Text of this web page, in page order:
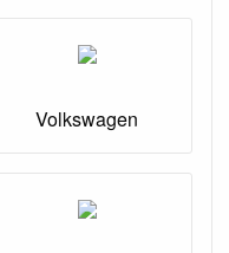
Volkswagen